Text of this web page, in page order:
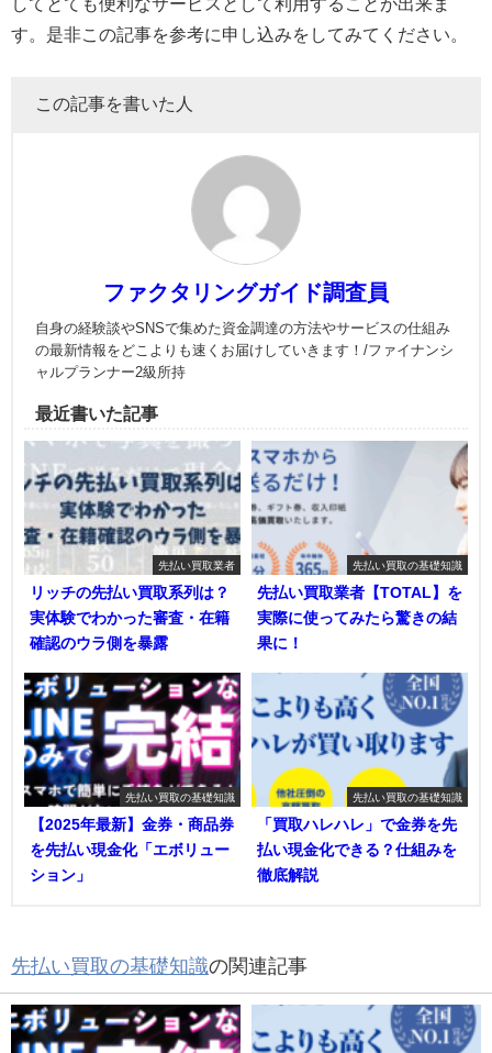
す。是非この記事を参考に申し込みをしてみてください。
この記事を書いた人
ファクタリングガイド調査員
自身の経験談やSNSで集めた資金調達の方法やサービスの仕組み
の最新情報をどこよりも速くお届けしていきます！/ファイナンシ
ャルプランナー2級所持
最近書いた記事
先払い買取業者
リッチの先払い買取系列は？
実体験でわかった審査・在籍
確認のウラ側を暴露
先払い買取の基礎知識
先払い買取業者【TOTAL】を
実際に使ってみたら驚きの結
果に！
先払い買取の基礎知識
【2025年最新】金券・商品券
を先払い現金化「エボリュー
ション」
先払い買取の基礎知識
「買取ハレハレ」で金券を先
払い現金化できる？仕組みを
徹底解説
先払い買取の基礎知識の関連記事